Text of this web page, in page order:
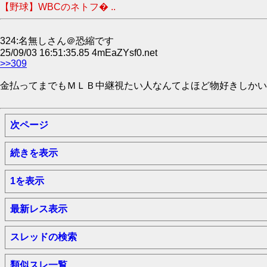
【野球】WBCのネトフ� ..
324:名無しさん＠恐縮です
25/09/03 16:51:35.85 4mEaZYsf0.net
>>309
金払ってまでもＭＬＢ中継視たい人なんてよほど物好きしか
次ページ
続きを表示
1を表示
最新レス表示
スレッドの検索
類似スレ一覧